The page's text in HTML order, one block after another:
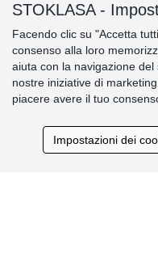
Informazioni importanti
» Impostazioni dei
» Termini & Condizioni
» Informativa sulla
» Garanzia e resi
» Programma fedeltà
STOKLASA -
Facendo clic su "Accetta
consenso alla loro
aiuta con la navigazione
nostre iniziative di
piacere avere il tuo
Impostazioni dei